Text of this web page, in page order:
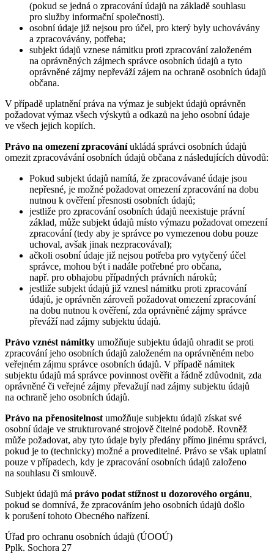
(pokud se jedná o zpracování údajů na základě souhlasu
pro služby informační společnosti).
osobní údaje již nejsou pro účel, pro který byly uchovávány
a zpracovávány, potřeba;
subjekt údajů vznese námitku proti zpracování založeném
na oprávněných zájmech správce osobních údajů a tyto
oprávněné zájmy nepřeváží zájem na ochraně osobních údajů
občana.
V případě uplatnění práva na výmaz je subjekt údajů oprávněn
požadovat výmaz všech výskytů a odkazů na jeho osobní údaje
ve všech jejich kopiích.
Právo na omezení zpracováníukládá správci osobních údajů
omezit zpracovávání osobních údajů občana z následujících důvodů:
Pokud subjekt údajů namítá, že zpracovávané údaje jsou
nepřesné, je možné požadovat omezení zpracování na dobu
nutnou k ověření přesnosti osobních údajů;
jestliže pro zpracování osobních údajů neexistuje právní
základ, může subjekt údajů místo výmazu požadovat omezení
zpracování (tedy aby je správce po vymezenou dobu pouze
uchoval, avšak jinak nezpracovával);
ačkoli osobní údaje již nejsou potřeba pro vytyčený účel
správce, mohou být i nadále potřebné pro občana,
např. pro obhajobu případných právních nároků;
jestliže subjekt údajů již vznesl námitku proti zpracování
údajů, je oprávněn zároveň požadovat omezení zpracování
na dobu nutnou k ověření, zda oprávněné zájmy správce
převáží nad zájmy subjektu údajů.
Právo vznést námitky umožňuje subjektu údajů ohradit se proti
zpracování jeho osobních údajů založeném na oprávněném nebo
veřejném zájmu správce osobních údajů. V případě námitek
subjektu údajů má správce povinnost ověřit a řádně zdůvodnit, zda
oprávněné či veřejné zájmy převažují nad zájmy subjektu údajů
na ochraně jeho osobních údajů.
Právo na přenositelnost umožňuje subjektu údajů získat své
osobní údaje ve strukturované strojově čitelné podobě. Rovněž
může požadovat, aby tyto údaje byly předány přímo jinému správci,
pokud je to (technicky) možné a proveditelné. Právo se však uplatní
pouze v případech, kdy je zpracování osobních údajů založeno
na souhlasu či smlouvě.
Subjekt údajů má právo podat stížnost u dozorového orgánu,
pokud se domnívá, že zpracováním jeho osobních údajů došlo
k porušení tohoto Obecného nařízení.
Úřad pro ochranu osobních údajů (ÚOOÚ)
Pplk. Sochora 27